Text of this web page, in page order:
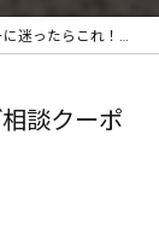
たらこれ！ご相談クーポン」
談クーポ